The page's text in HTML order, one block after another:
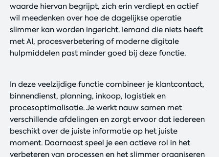
waarde hiervan begrijpt, zich erin verdiept en actief
wil meedenken over hoe de dagelijkse operatie
slimmer kan worden ingericht. Iemand die niets heeft
met AI, procesverbetering of moderne digitale
hulpmiddelen past minder goed bij deze functie.
In deze veelzijdige functie combineer je klantcontact,
binnendienst, planning, inkoop, logistiek en
procesoptimalisatie. Je werkt nauw samen met
verschillende afdelingen en zorgt ervoor dat iedereen
beschikt over de juiste informatie op het juiste
moment. Daarnaast speel je een actieve rol in het
verbeteren van processen en het slimmer organiseren